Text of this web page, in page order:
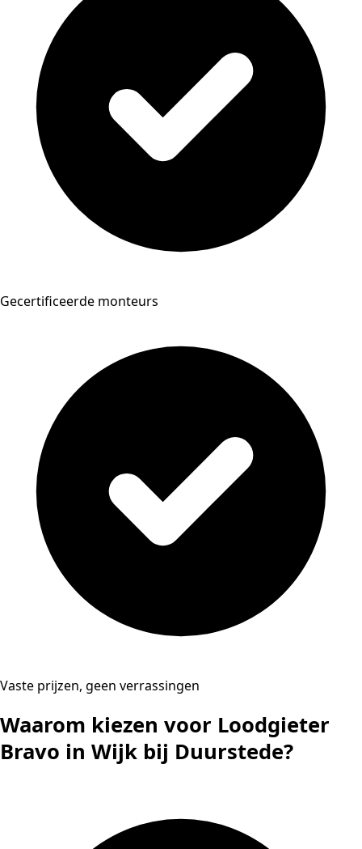
Gecertificeerde monteurs
Vaste prijzen, geen verrassingen
Waarom kiezen voor Loodgieter
Bravo in Wijk bij Duurstede?